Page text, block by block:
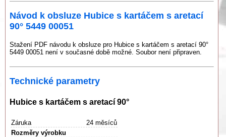
Návod k obsluze Hubice s kartáčem s aretací
90° 5449 00051
Stažení PDF návodu k obsluze pro Hubice s kartáčem s aretací 90°
5449 00051 není v současné době možné. Soubor není připraven.
Technické parametry
Hubice s kartáčem s aretací 90°
Záruka
24 měsíců
Rozměry výrobku